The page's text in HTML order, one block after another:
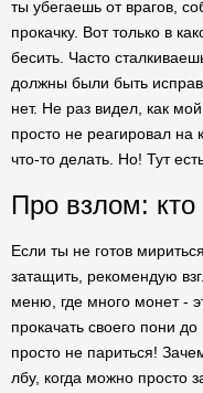
ты убегаешь от врагов,
прокачку. Вот только в
бесить. Часто
должны были быть
нет. Не раз видел, как
просто не реагировал
что-то делать. Но! Тут
Про взлом: кто
Если ты не готов
затащить, рекомендую
меню, где много монет -
прокачать своего пони
просто не париться!
лбу, когда можно просто